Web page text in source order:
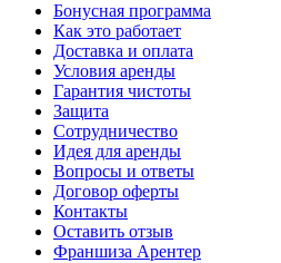
Бонусная программа
Как это работает
Доставка и оплата
Условия аренды
Гарантия чистоты
Защита
Сотрудничество
Идея для аренды
Вопросы и ответы
Договор оферты
Контакты
Оставить отзыв
Франшиза Арентер